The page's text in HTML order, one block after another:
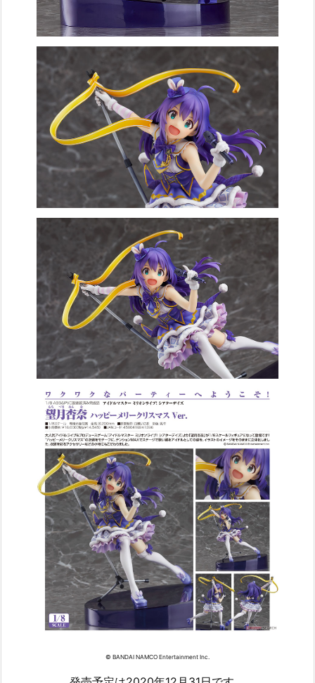
© BANDAI NAMCO Entertainment Inc.